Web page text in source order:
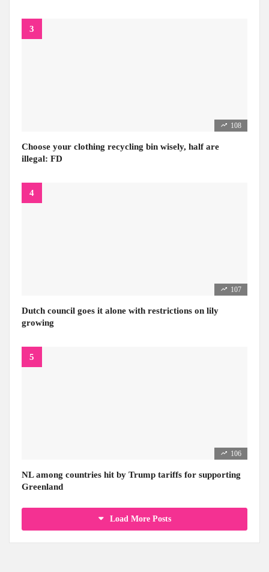
108
Choose your clothing recycling bin wisely, half are
illegal: FD
107
Dutch council goes it alone with restrictions on lily
growing
106
NL among countries hit by Trump tariffs for supporting
Greenland
Load More Posts